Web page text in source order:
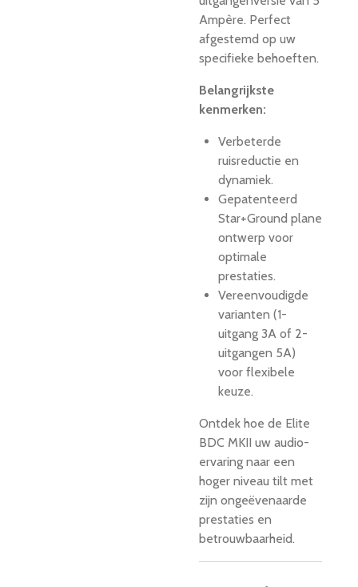
Ampère. Perfect
afgestemd op uw
specifieke behoeften.
Belangrijkste
kenmerken:
Verbeterde
ruisreductie en
dynamiek.
Gepatenteerd
Star+Ground plane
ontwerp voor
optimale
prestaties.
Vereenvoudigde
varianten (1-
uitgang 3A of 2-
uitgangen 5A)
voor flexibele
keuze.
Ontdek hoe de Elite
BDC MKII uw audio-
ervaring naar een
hoger niveau tilt met
zijn ongeëvenaarde
prestaties en
betrouwbaarheid.